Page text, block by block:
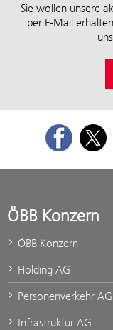
Sie wollen unsere
per E-Mail
Facebook
ÖBB Konzern
ÖBB Konzern
Holding AG
Personenverkehr AG
Infrastruktur AG